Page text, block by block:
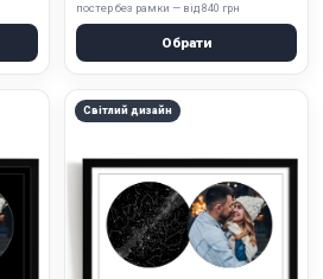
постер без рамки — від 840 грн
Обрати
Світлий дизайн